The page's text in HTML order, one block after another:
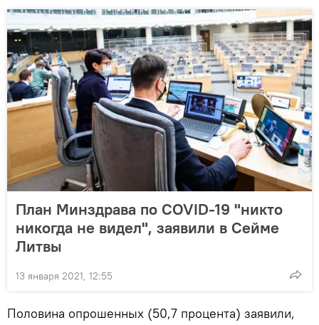
План Минздрава по COVID-19 "никто
никогда не видел", заявили в Сейме
Литвы
13 января 2021, 12:55
Половина опрошенных (50,7 процента) заявили,